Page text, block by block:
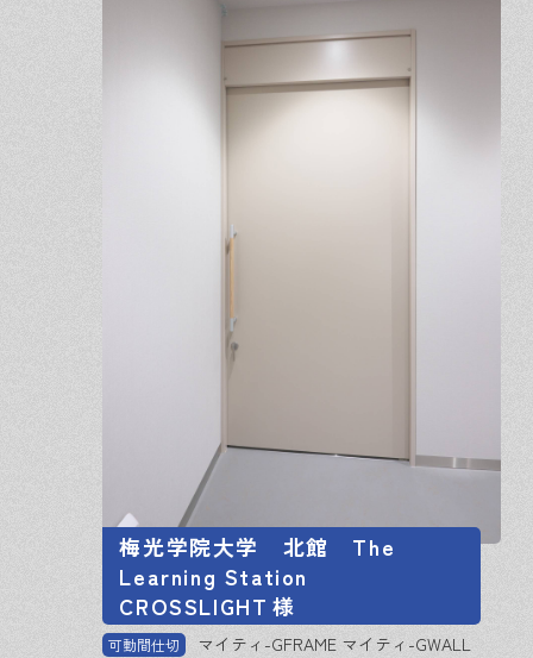
梅光学院大学 北館 The
Learning Station
CROSSLIGHT 様
可動間仕切 マイティ-GFRAME マイティ-GWALL